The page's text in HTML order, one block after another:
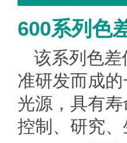
600系列色
该系列 色差
准研发而成
光源，具有
控制、研究